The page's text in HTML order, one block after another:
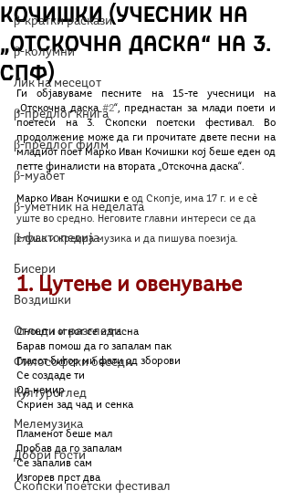
β-кратки раскази
β-колумни
Лик на месецот
β-предлог книга
β-предлог филм
β-муабет
β-уметник на неделата
β-фактопедија
Бисери
Воздишки
Огледи и разгледи
Философски беседи
Културоглед
Мелемузика
Добри гости
Скопски поетски фестивал
Кочишки (учесник на
„Отскочна даска“ на 3.
СПФ)
Ги објавуваме песните на 15-те учесници на
„Отскочна даска #2“, преднастан за млади поети и
поетеси на 3. Скопски поетски фестивал. Во
продолжение може да ги прочитате двете песни на
младиот поет Марко Иван Кочишки кој беше еден од
петте финалисти на втората „Отскочна даска“.
Марко Иван Кочишки е од Скопје, има 17 г. и е сѐ
уште во средно. Неговите главни интереси се да
слуша и креира музика и да пишува поезија.
1. Цутење и овенување
Сношти огнот се изгасна
Барав помош да го запалам пак
Гласот бигор ми фати од зборови
Се создаде ти
Од немир
Скриен зад чад и сенка
Пламенот беше мал
Пробав да го запалам
Се запалив сам
Изгорев прст два